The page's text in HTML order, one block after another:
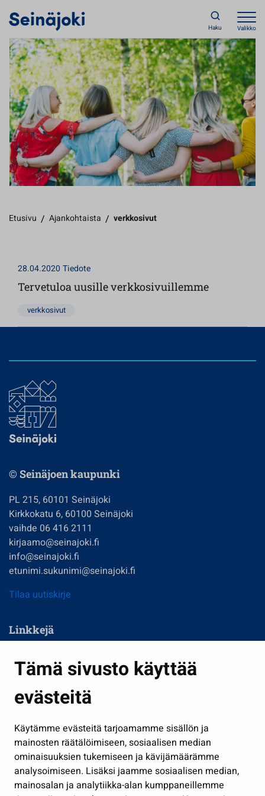
Tämä sivusto käyttää
evästeitä
Käytämme evästeitä tarjoamamme sisällön ja
mainosten räätälöimiseen, sosiaalisen median
ominaisuuksien tukemiseen ja kävijämäärämme
analysoimiseen. Lisäksi jaamme sosiaalisen median,
mainosalan ja analytiikka-alan kumppaneillemme
Haku Valikko
Etusivu / Ajankohtaista / verkkosivut
28.04.2020 Tiedote
Tervetuloa uusille verkkosivuillemme
verkkosivut
© Seinäjoen kaupunki
PL 215, 60101 Seinäjoki
Kirkkokatu 6, 60100 Seinäjoki
vaihde 06 416 2111
kirjaamo@seinajoki.fi
info@seinajoki.fi
etunimi.sukunimi@seinajoki.fi
Tilaa uutiskirje
Linkkejä
Kasvatus ja opetus
Kulttuuri ja liikunta
Työ ja yrittäminen
Osallistu ja asioi
Näytä omat evästeasetukseni